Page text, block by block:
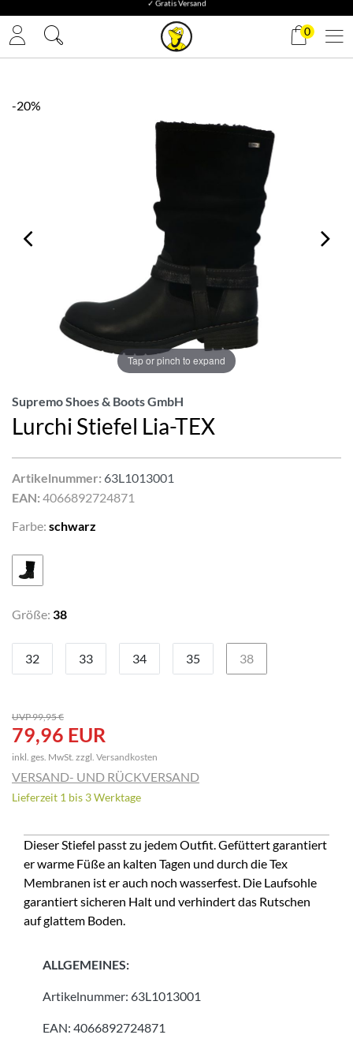
✓ Gratis Versand
0
-20%
Tap or pinch to expand
Supremo Shoes & Boots GmbH
Lurchi Stiefel Lia-TEX
Artikelnummer: 63L1013001
EAN: 4066892724871
Farbe: schwarz
Größe: 38
32 33 34 35 38
UVP 99,95 €
79,96 EUR
inkl. ges. MwSt. zzgl. Versandkosten
VERSAND- UND RÜCKVERSAND
Lieferzeit 1 bis 3 Werktage
Dieser Stiefel passt zu jedem Outfit. Gefüttert garantiert
er warme Füße an kalten Tagen und durch die Tex
Membranen ist er auch noch wasserfest. Die Laufsohle
garantiert sicheren Halt und verhindert das Rutschen
auf glattem Boden.
ALLGEMEINES:
Artikelnummer: 63L1013001
EAN: 4066892724871